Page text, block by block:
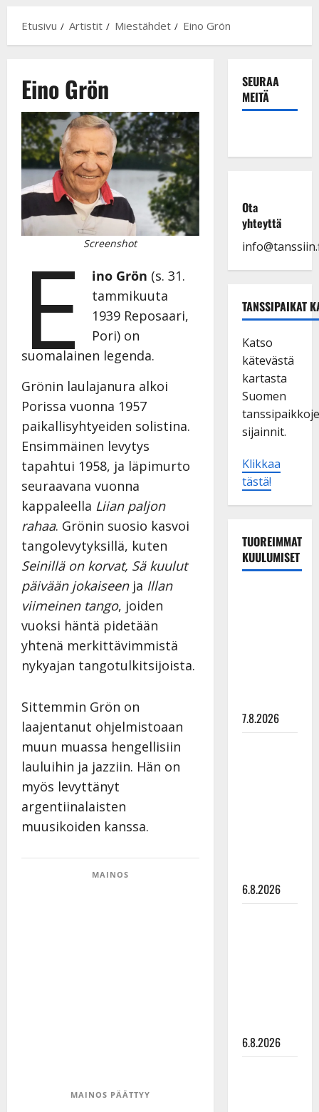
Etusivu Artistit Miestähdet Eino Grön
Eino Grön
Screenshot
E ino Grön (s. 31.
tammikuuta
1939 Reposaari,
Pori) on
suomalainen legenda.
Grönin laulajanura alkoi
Porissa vuonna 1957
paikallisyhtyeiden solistina.
Ensimmäinen levytys
tapahtui 1958, ja läpimurto
seuraavana vuonna
kappaleella Liian paljon
rahaa. Grönin suosio kasvoi
tangolevytyksillä, kuten
Seinillä on korvat, Sä kuulut
päivään jokaiseenja Illan
viimeinen tango, joiden
vuoksi häntä pidetään
yhtenä merkittävimmistä
nykyajan tangotulkitsijoista.
Sittemmin Grön on
laajentanut ohjelmistoaan
muun muassa hengellisiin
lauluihin ja jazziin. Hän on
myös levyttänyt
argentiinalaisten
muusikoiden kanssa.
MAINOS
MAINOS PÄÄTTYY
SEURAA
MEITÄ
Ota
yhteyttä
TANSSIPAIKAT
Katso
kätevästä
kartasta
Suomen
sijainnit.
Klikkaa
tästä!
TUOREIMMAT
KUULUMISET
7.8.2026
6.8.2026
6.8.2026